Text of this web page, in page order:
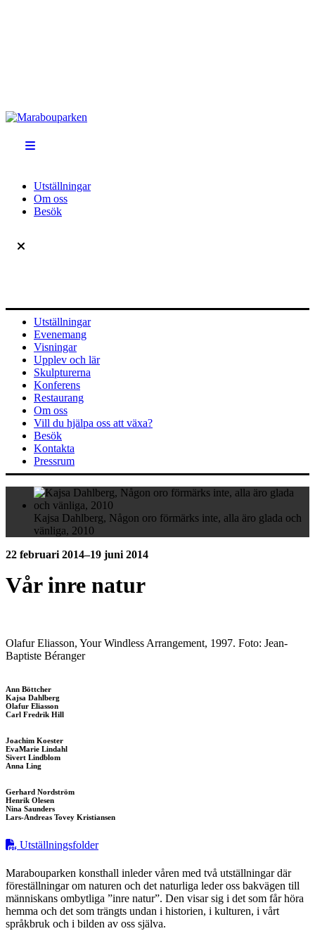
Utställningar
Om oss
Besök
Utställningar
Evenemang
Visningar
Upplev och lär
Skulpturerna
Konferens
Restaurang
Om oss
Vill du hjälpa oss att växa?
Besök
Kontakta
Pressrum
Kajsa Dahlberg, Någon oro förmärks inte, alla äro glada och
vänliga, 2010
22 februari 2014–19 juni 2014
Vår inre natur
Olafur Eliasson, Your Windless Arrangement, 1997. Foto: Jean-
Baptiste Béranger
Ann Böttcher
Kajsa Dahlberg
Olafur Eliasson
Carl Fredrik Hill
Joachim Koester
EvaMarie Lindahl
Sivert Lindblom
Anna Ling
Gerhard Nordström
Henrik Olesen
Nina Saunders
Lars-Andreas Tovey Kristiansen
Utställningsfolder
Marabouparken konsthall inleder våren med två utställningar där
föreställningar om naturen och det naturliga leder oss bakvägen till
människans ombytliga ”inre natur”. Den visar sig i det som får höra
hemma och det som trängts undan i historien, i kulturen, i vårt
språkbruk och i bilden av oss själva.